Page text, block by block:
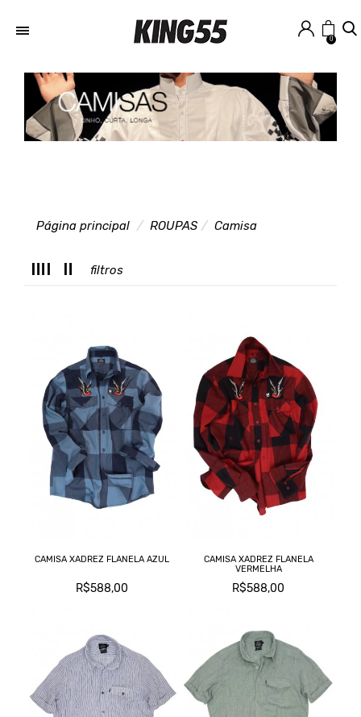
0
Página principal ROUPAS Camisa
filtros
CAMISA XADREZ FLANELA AZUL
R$588,00
CAMISA XADREZ FLANELA
VERMELHA
R$588,00